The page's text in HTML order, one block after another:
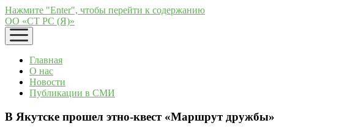
Нажмите "Enter", чтобы перейти к содержанию
ОО «СТ РС (Я)»
открыть
меню
Главная
О нас
Новости
Публикации в СМИ
В Якутске прошел этно-квест «Маршрут дружбы»